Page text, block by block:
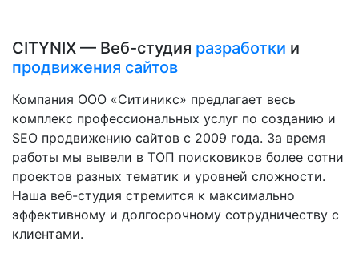
CITYNIX — Веб-студия разработки и
продвижения сайтов
Компания ООО «Ситиникс» предлагает весь
комплекс профессиональных услуг по созданию и
SEO продвижению сайтов с 2009 года. За время
работы мы вывели в ТОП поисковиков более сотни
проектов разных тематик и уровней сложности.
Наша веб-студия стремится к максимально
эффективному и долгосрочному сотрудничеству с
клиентами.